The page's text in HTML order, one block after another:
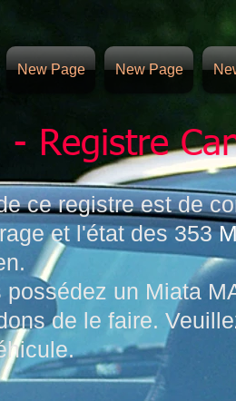
New Page New Page
- Registre
ce registre est de
et l'état des 353
possédez un Miata
de le faire.